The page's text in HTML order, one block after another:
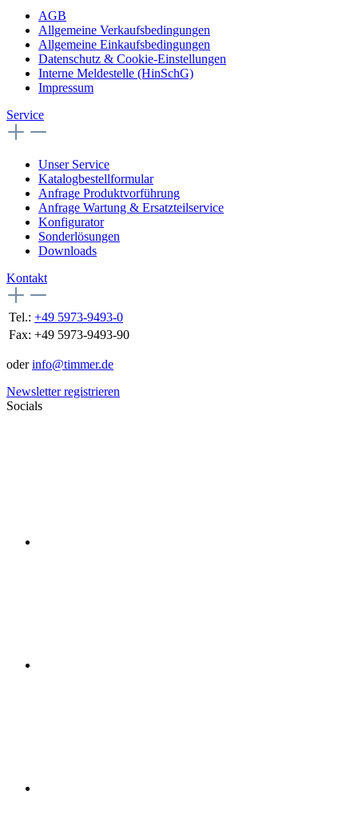
AGB
Allgemeine Verkaufsbedingungen
Allgemeine Einkaufsbedingungen
Datenschutz & Cookie-Einstellungen
Interne Meldestelle (HinSchG)
Impressum
Service
Unser Service
Katalogbestellformular
Anfrage Produktvorführung
Anfrage Wartung & Ersatzteilservice
Konfigurator
Sonderlösungen
Downloads
Kontakt
Tel.: +49 5973-9493-0
Fax: +49 5973-9493-90
oderinfo@timmer.de
Newsletter registrieren
Socials